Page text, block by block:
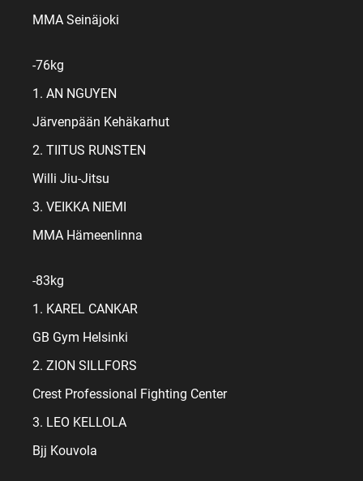
MMA Seinäjoki
-76kg
1. AN NGUYEN
Järvenpään Kehäkarhut
2. TIITUS RUNSTEN
Willi Jiu-Jitsu
3. VEIKKA NIEMI
MMA Hämeenlinna
-83kg
1. KAREL CANKAR
GB Gym Helsinki
2. ZION SILLFORS
Crest Professional Fighting Center
3. LEO KELLOLA
Bjj Kouvola